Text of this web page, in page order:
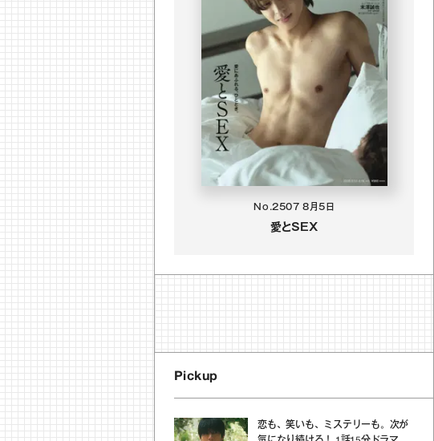
No.2507 8月5日
愛とSEX
Pickup
恋も、笑いも、ミステリーも。次が